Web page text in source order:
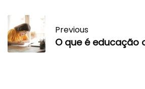
Previous
O que é educação